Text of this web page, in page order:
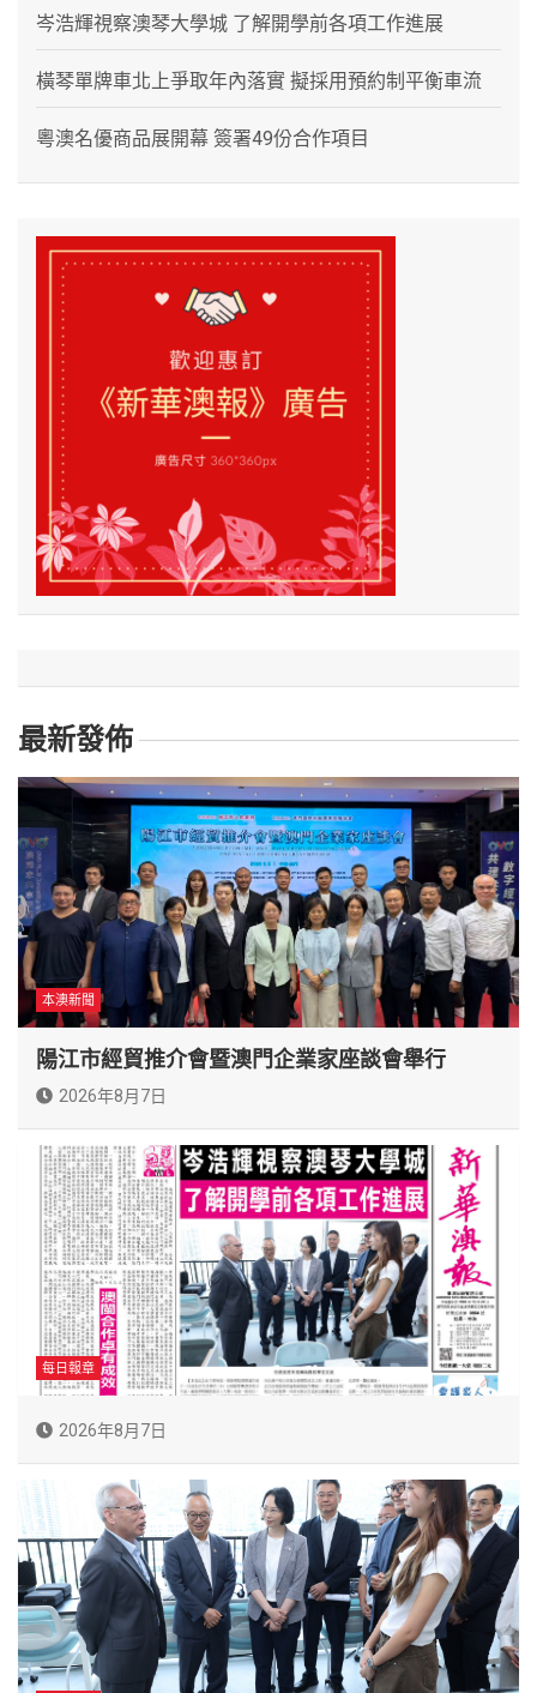
岑浩輝視察澳琴大學城 了解開學前各項工作進展
橫琴單牌車北上爭取年內落實 擬採用預約制平衡車流
粵澳名優商品展開幕 簽署49份合作項目
最新發佈
本澳新聞
陽江市經貿推介會暨澳門企業家座談會舉行
2026年8月7日
每日報章
2026年8月7日